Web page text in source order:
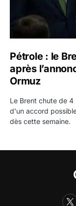
Pétrole : le
après
Ormuz
Le Brent chute de
d'un accord
dès cette semaine.